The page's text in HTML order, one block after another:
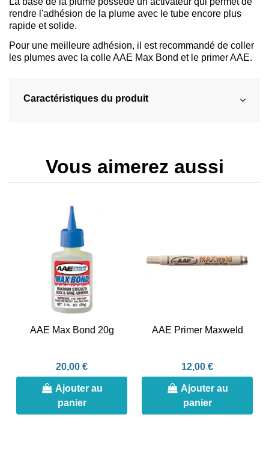
rendre l'adhésion de la plume avec le tube encore plus
rapide et solide.
Pour une meilleure adhésion, il est recommandé de coller
les plumes avec la colle AAE Max Bond et le primer AAE.
Caractéristiques du produit
Vous aimerez aussi
AAE Max Bond 20g
20,00 €
Ajouter au
panier
AAE Primer Maxweld
12,00 €
Ajouter au
panier